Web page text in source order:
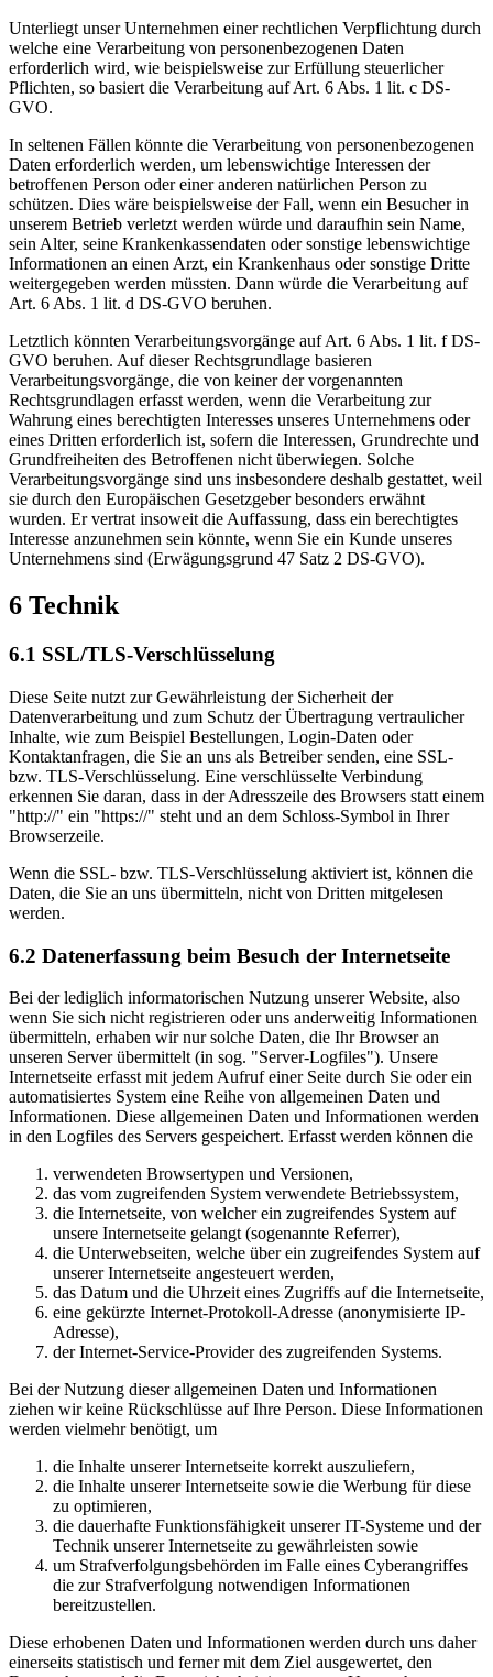
Unterliegt unser Unternehmen einer rechtlichen Verpflichtung durch
welche eine Verarbeitung von personenbezogenen Daten
erforderlich wird, wie beispielsweise zur Erfüllung steuerlicher
Pflichten, so basiert die Verarbeitung auf Art. 6 Abs. 1 lit. c DS-
GVO.
In seltenen Fällen könnte die Verarbeitung von personenbezogenen
Daten erforderlich werden, um lebenswichtige Interessen der
betroffenen Person oder einer anderen natürlichen Person zu
schützen. Dies wäre beispielsweise der Fall, wenn ein Besucher in
unserem Betrieb verletzt werden würde und daraufhin sein Name,
sein Alter, seine Krankenkassendaten oder sonstige lebenswichtige
Informationen an einen Arzt, ein Krankenhaus oder sonstige Dritte
weitergegeben werden müssten. Dann würde die Verarbeitung auf
Art. 6 Abs. 1 lit. d DS-GVO beruhen.
Letztlich könnten Verarbeitungsvorgänge auf Art. 6 Abs. 1 lit. f DS-
GVO beruhen. Auf dieser Rechtsgrundlage basieren
Verarbeitungsvorgänge, die von keiner der vorgenannten
Rechtsgrundlagen erfasst werden, wenn die Verarbeitung zur
Wahrung eines berechtigten Interesses unseres Unternehmens oder
eines Dritten erforderlich ist, sofern die Interessen, Grundrechte und
Grundfreiheiten des Betroffenen nicht überwiegen. Solche
Verarbeitungsvorgänge sind uns insbesondere deshalb gestattet, weil
sie durch den Europäischen Gesetzgeber besonders erwähnt
wurden. Er vertrat insoweit die Auffassung, dass ein berechtigtes
Interesse anzunehmen sein könnte, wenn Sie ein Kunde unseres
Unternehmens sind (Erwägungsgrund 47 Satz 2 DS-GVO).
6 Technik
6.1 SSL/TLS-Verschlüsselung
Diese Seite nutzt zur Gewährleistung der Sicherheit der
Datenverarbeitung und zum Schutz der Übertragung vertraulicher
Inhalte, wie zum Beispiel Bestellungen, Login-Daten oder
Kontaktanfragen, die Sie an uns als Betreiber senden, eine SSL-
bzw. TLS-Verschlüsselung. Eine verschlüsselte Verbindung
erkennen Sie daran, dass in der Adresszeile des Browsers statt einem
"http://" ein "https://" steht und an dem Schloss-Symbol in Ihrer
Browserzeile.
Wenn die SSL- bzw. TLS-Verschlüsselung aktiviert ist, können die
Daten, die Sie an uns übermitteln, nicht von Dritten mitgelesen
werden.
6.2 Datenerfassung beim Besuch der Internetseite
Bei der lediglich informatorischen Nutzung unserer Website, also
wenn Sie sich nicht registrieren oder uns anderweitig Informationen
übermitteln, erhaben wir nur solche Daten, die Ihr Browser an
unseren Server übermittelt (in sog. "Server-Logfiles"). Unsere
Internetseite erfasst mit jedem Aufruf einer Seite durch Sie oder ein
automatisiertes System eine Reihe von allgemeinen Daten und
Informationen. Diese allgemeinen Daten und Informationen werden
in den Logfiles des Servers gespeichert. Erfasst werden können die
verwendeten Browsertypen und Versionen,
das vom zugreifenden System verwendete Betriebssystem,
die Internetseite, von welcher ein zugreifendes System auf
unsere Internetseite gelangt (sogenannte Referrer),
die Unterwebseiten, welche über ein zugreifendes System auf
unserer Internetseite angesteuert werden,
das Datum und die Uhrzeit eines Zugriffs auf die Internetseite,
eine gekürzte Internet-Protokoll-Adresse (anonymisierte IP-
Adresse),
der Internet-Service-Provider des zugreifenden Systems.
Bei der Nutzung dieser allgemeinen Daten und Informationen
ziehen wir keine Rückschlüsse auf Ihre Person. Diese Informationen
werden vielmehr benötigt, um
die Inhalte unserer Internetseite korrekt auszuliefern,
die Inhalte unserer Internetseite sowie die Werbung für diese
zu optimieren,
die dauerhafte Funktionsfähigkeit unserer IT-Systeme und der
Technik unserer Internetseite zu gewährleisten sowie
um Strafverfolgungsbehörden im Falle eines Cyberangriffes
die zur Strafverfolgung notwendigen Informationen
bereitzustellen.
Diese erhobenen Daten und Informationen werden durch uns daher
einerseits statistisch und ferner mit dem Ziel ausgewertet, den